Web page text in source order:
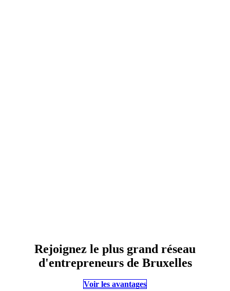
Rejoignez le plus grand réseau
d'entrepreneurs de Bruxelles
Voir les avantages